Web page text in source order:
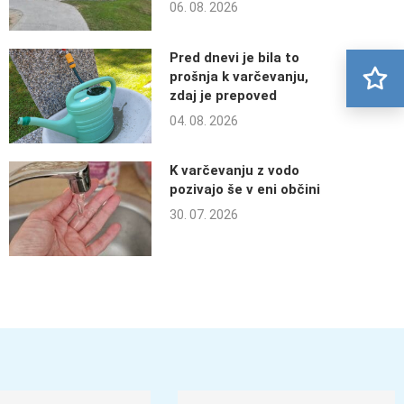
06. 08. 2026
Pred dnevi je bila to
prošnja k varčevanju,
zdaj je prepoved
04. 08. 2026
K varčevanju z vodo
pozivajo še v eni občini
30. 07. 2026